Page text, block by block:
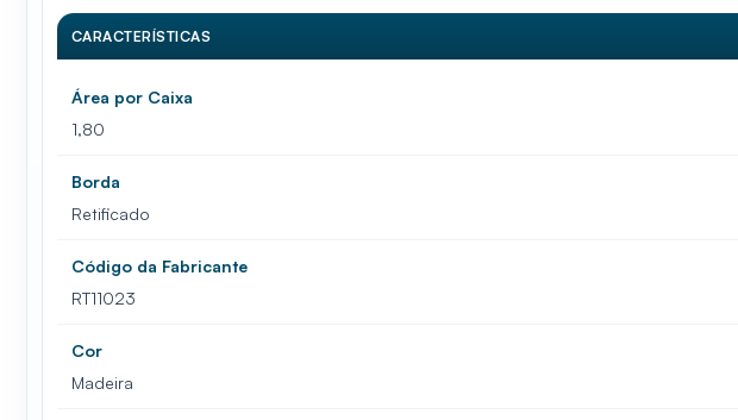
CARACTERÍSTICAS
Área por Caixa
1,80
Borda
Retificado
Código da Fabricante
RT11023
Cor
Madeira